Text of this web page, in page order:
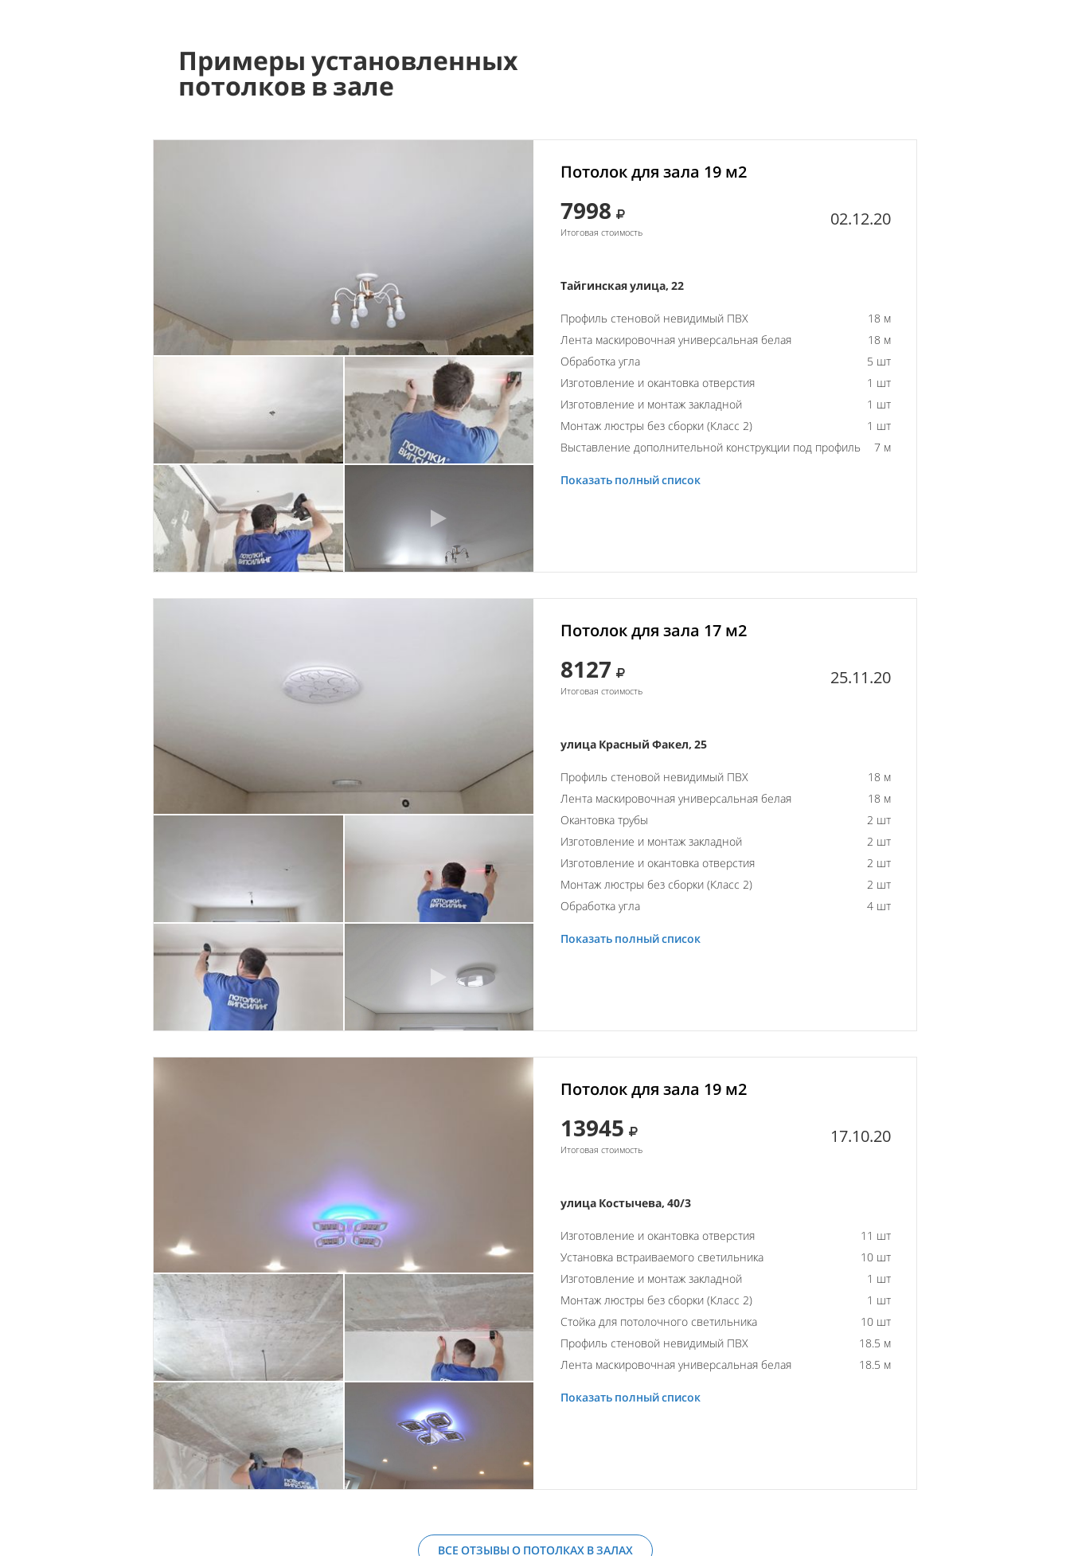
Примеры установленных
потолков в зале
Потолок для зала 19 м2
7998
Итоговая стоимость
02.12.20
Тайгинская улица, 22
Профиль стеновой невидимый ПВХ
18 м
Лента маскировочная универсальная белая
18 м
Обработка угла
5 шт
Изготовление и окантовка отверстия
1 шт
Изготовление и монтаж закладной
1 шт
Монтаж люстры без сборки (Класс 2)
1 шт
Выставление дополнительной конструкции под профиль
7 м
Показать полный список
Потолок для зала 17 м2
8127
Итоговая стоимость
25.11.20
улица Красный Факел, 25
Профиль стеновой невидимый ПВХ
18 м
Лента маскировочная универсальная белая
18 м
Окантовка трубы
2 шт
Изготовление и монтаж закладной
2 шт
Изготовление и окантовка отверстия
2 шт
Монтаж люстры без сборки (Класс 2)
2 шт
Обработка угла
4 шт
Показать полный список
Потолок для зала 19 м2
13945
Итоговая стоимость
17.10.20
улица Костычева, 40/3
Изготовление и окантовка отверстия
11 шт
Установка встраиваемого светильника
10 шт
Изготовление и монтаж закладной
1 шт
Монтаж люстры без сборки (Класс 2)
1 шт
Стойка для потолочного светильника
10 шт
Профиль стеновой невидимый ПВХ
18.5 м
Лента маскировочная универсальная белая
18.5 м
Показать полный список
ВСЕ ОТЗЫВЫ О ПОТОЛКАХ В ЗАЛАХ